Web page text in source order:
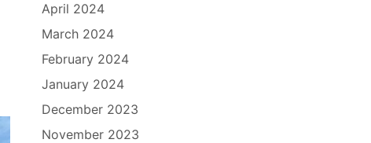
April 2024
March 2024
February 2024
January 2024
December 2023
November 2023